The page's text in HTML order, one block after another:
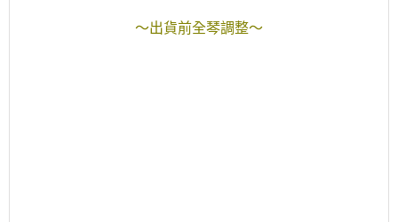
～出貨前全琴調整～